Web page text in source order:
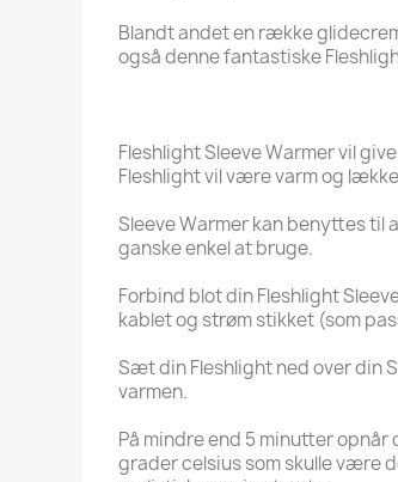
Blandt andet en række
også denne fantastiske
Fleshlight Sleeve Warmer vil
Fleshlight vil være varm og
Sleeve Warmer kan benyttes til
ganske enkel at bruge.
Forbind blot din Fleshlight
kablet og strøm stikket (som
Sæt din Fleshlight ned over din
varmen.
På mindre end 5 minutter
grader celsius som skulle være